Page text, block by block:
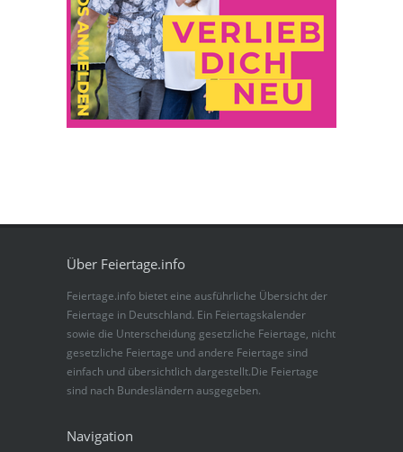
Über Feiertage.info
Feiertage.info bietet eine ausführliche Übersicht der
Feiertage in Deutschland. Ein Feiertagskalender
sowie die Unterscheidung gesetzliche Feiertage, nicht
gesetzliche Feiertage und andere Feiertage sind
einfach und übersichtlich dargestellt.Die Feiertage
sind nach Bundesländern ausgegeben.
Navigation